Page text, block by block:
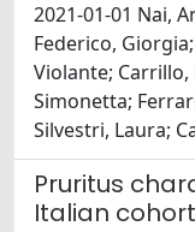
2021-01-01 Nai,
Federico,
Violante; Carrillo,
Simonetta;
Silvestri, Laura;
Pruritus
Italian